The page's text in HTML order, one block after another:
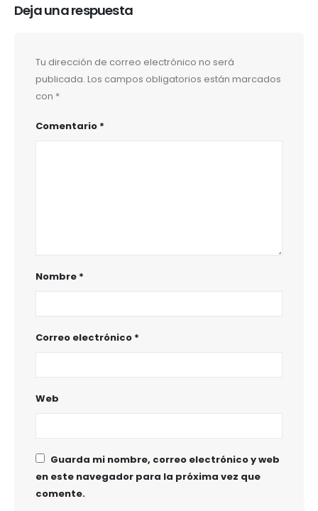
Deja una respuesta
Tu dirección de correo electrónico no será
publicada. Los campos obligatorios están marcados
con *
Comentario *
Nombre *
Correo electrónico *
Web
Guarda mi nombre, correo electrónico y web
en este navegador para la próxima vez que
comente.